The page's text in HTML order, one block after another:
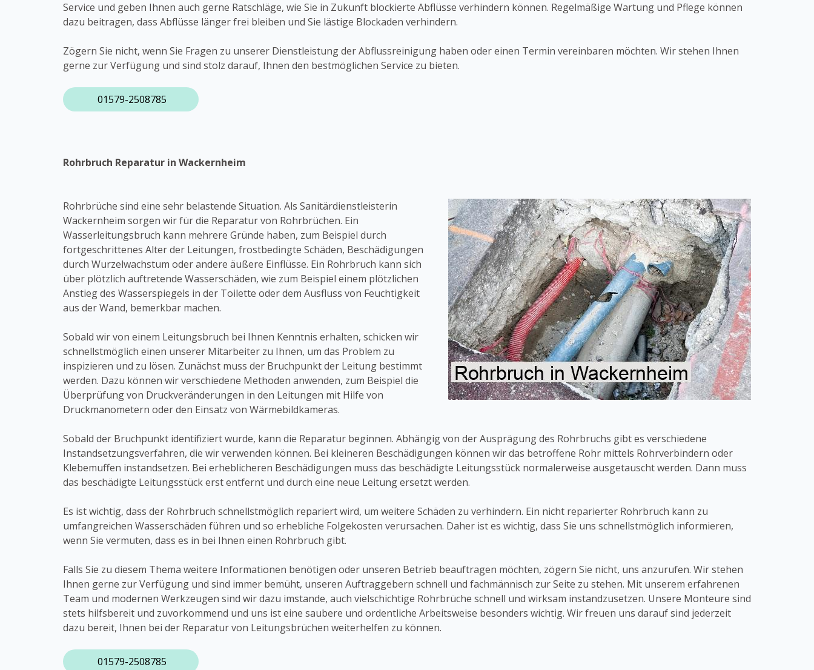
Service und geben Ihnen auch gerne Ratschläge, wie Sie in Zukunft blockierte Abflüsse verhindern können. Regelmäßige Wartung und Pflege können
dazu beitragen, dass Abflüsse länger frei bleiben und Sie lästige Blockaden verhindern.
Zögern Sie nicht, wenn Sie Fragen zu unserer Dienstleistung der Abflussreinigung haben oder einen Termin vereinbaren möchten. Wir stehen Ihnen
gerne zur Verfügung und sind stolz darauf, Ihnen den bestmöglichen Service zu bieten.
01579-2508785
Rohrbruch Reparatur in Wackernheim
Rohrbrüche sind eine sehr belastende Situation. Als Sanitärdienstleisterin
Wackernheim sorgen wir für die Reparatur von Rohrbrüchen. Ein
Wasserleitungsbruch kann mehrere Gründe haben, zum Beispiel durch
fortgeschrittenes Alter der Leitungen, frostbedingte Schäden, Beschädigungen
durch Wurzelwachstum oder andere äußere Einflüsse. Ein Rohrbruch kann sich
über plötzlich auftretende Wasserschäden, wie zum Beispiel einem plötzlichen
Anstieg des Wasserspiegels in der Toilette oder dem Ausfluss von Feuchtigkeit
aus der Wand, bemerkbar machen.
Sobald wir von einem Leitungsbruch bei Ihnen Kenntnis erhalten, schicken wir
schnellstmöglich einen unserer Mitarbeiter zu Ihnen, um das Problem zu
inspizieren und zu lösen. Zunächst muss der Bruchpunkt der Leitung bestimmt
werden. Dazu können wir verschiedene Methoden anwenden, zum Beispiel die
Überprüfung von Druckveränderungen in den Leitungen mit Hilfe von
Druckmanometern oder den Einsatz von Wärmebildkameras.
Sobald der Bruchpunkt identifiziert wurde, kann die Reparatur beginnen. Abhängig von der Ausprägung des Rohrbruchs gibt es verschiedene
Instandsetzungsverfahren, die wir verwenden können. Bei kleineren Beschädigungen können wir das betroffene Rohr mittels Rohrverbindern oder
Klebemuffen instandsetzen. Bei erheblicheren Beschädigungen muss das beschädigte Leitungsstück normalerweise ausgetauscht werden. Dann muss
das beschädigte Leitungsstück erst entfernt und durch eine neue Leitung ersetzt werden.
Es ist wichtig, dass der Rohrbruch schnellstmöglich repariert wird, um weitere Schäden zu verhindern. Ein nicht reparierter Rohrbruch kann zu
umfangreichen Wasserschäden führen und so erhebliche Folgekosten verursachen. Daher ist es wichtig, dass Sie uns schnellstmöglich informieren,
wenn Sie vermuten, dass es in bei Ihnen einen Rohrbruch gibt.
Falls Sie zu diesem Thema weitere Informationen benötigen oder unseren Betrieb beauftragen möchten, zögern Sie nicht, uns anzurufen. Wir stehen
Ihnen gerne zur Verfügung und sind immer bemüht, unseren Auftraggebern schnell und fachmännisch zur Seite zu stehen. Mit unserem erfahrenen
Team und modernen Werkzeugen sind wir dazu imstande, auch vielschichtige Rohrbrüche schnell und wirksam instandzusetzen. Unsere Monteure sind
stets hilfsbereit und zuvorkommend und uns ist eine saubere und ordentliche Arbeitsweise besonders wichtig. Wir freuen uns darauf sind jederzeit
dazu bereit, Ihnen bei der Reparatur von Leitungsbrüchen weiterhelfen zu können.
01579-2508785